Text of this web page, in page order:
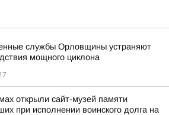
службы Орловщины устраняют
мощного циклона
открыли сайт-музей памяти
при исполнении воинского долга на